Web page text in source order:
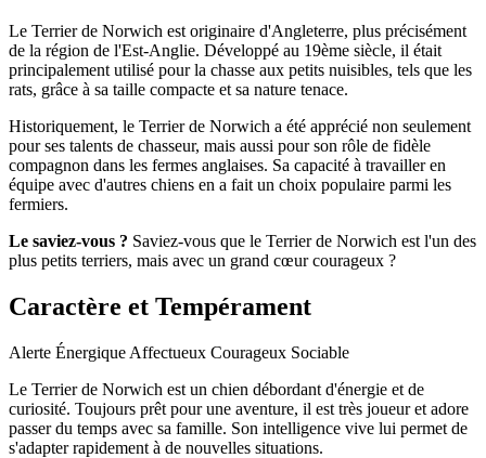
Le Terrier de Norwich est originaire d'Angleterre, plus précisément
de la région de l'Est-Anglie. Développé au 19ème siècle, il était
principalement utilisé pour la chasse aux petits nuisibles, tels que les
rats, grâce à sa taille compacte et sa nature tenace.
Historiquement, le Terrier de Norwich a été apprécié non seulement
pour ses talents de chasseur, mais aussi pour son rôle de fidèle
compagnon dans les fermes anglaises. Sa capacité à travailler en
équipe avec d'autres chiens en a fait un choix populaire parmi les
fermiers.
Le saviez-vous ? Saviez-vous que le Terrier de Norwich est l'un des
plus petits terriers, mais avec un grand cœur courageux ?
Caractère et Tempérament
Alerte Énergique Affectueux Courageux Sociable
Le Terrier de Norwich est un chien débordant d'énergie et de
curiosité. Toujours prêt pour une aventure, il est très joueur et adore
passer du temps avec sa famille. Son intelligence vive lui permet de
s'adapter rapidement à de nouvelles situations.